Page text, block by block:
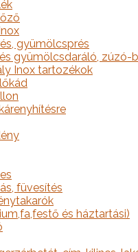
gyümölcsprés
gyümölcsdaráló, zúzó-
Inox tartozékok
füvesítés
és háztartási)